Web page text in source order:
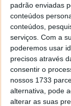
padrão enviadas
conteúdos
conteúdos,
serviços. Com a
poderemos usar
precisos através
consentir o
nossos 1733
alternativa, pode
alterar as suas
O motor de
circundante ao
maior
forma mais
Também o
circundante ao
exemplo) é